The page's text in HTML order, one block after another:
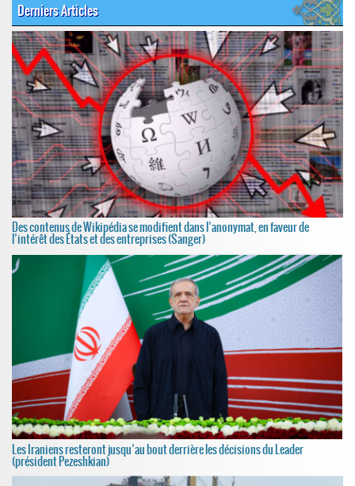
Derniers Articles
Des contenus de Wikipédia se modifient dans l’anonymat, en faveur de
l’intérêt des États et des entreprises (Sanger)
Les Iraniens resteront jusqu’au bout derrière les décisions du Leader
(président Pezeshkian)